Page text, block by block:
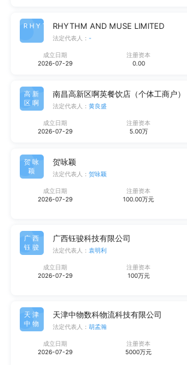
RHYT RHYTHM AND MUSE LIMITED
法定代表人： -
成立日期
2026-07-29
注册资本
0.00
高新
区啊
南昌高新区啊英餐饮店（个体工商户）
法定代表人： 黄良盛
成立日期
2026-07-29
注册资本
5.00万
贺咏
颖
贺咏颖
法定代表人： 贺咏颖
成立日期
2026-07-29
注册资本
100.00万元
广西
钰骏
广西钰骏科技有限公司
法定代表人： 袁明利
成立日期
2026-07-29
注册资本
100万元
天津
中物
天津中物数科物流科技有限公司
法定代表人： 胡孟瀚
成立日期
2026-07-29
注册资本
5000万元